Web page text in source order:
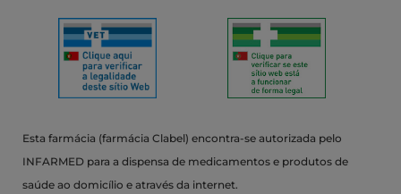
Esta farmácia (farmácia Clabel) encontra-se autorizada pelo
INFARMED para a dispensa de medicamentos e produtos de
saúde ao domicílio e através da internet.